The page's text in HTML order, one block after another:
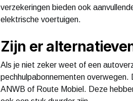
verzekeringen bieden ook
elektrische voertuigen.
Zijn er
Als je niet zeker weet of een
pechhulpabonnementen
ANWB of Route Mobiel. Deze